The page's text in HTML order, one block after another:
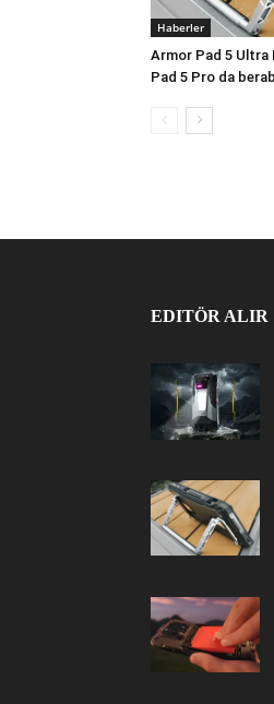
Haberler
Armor Pad 5 Ultra
Pad 5 Pro da
EDITÖR ALIR